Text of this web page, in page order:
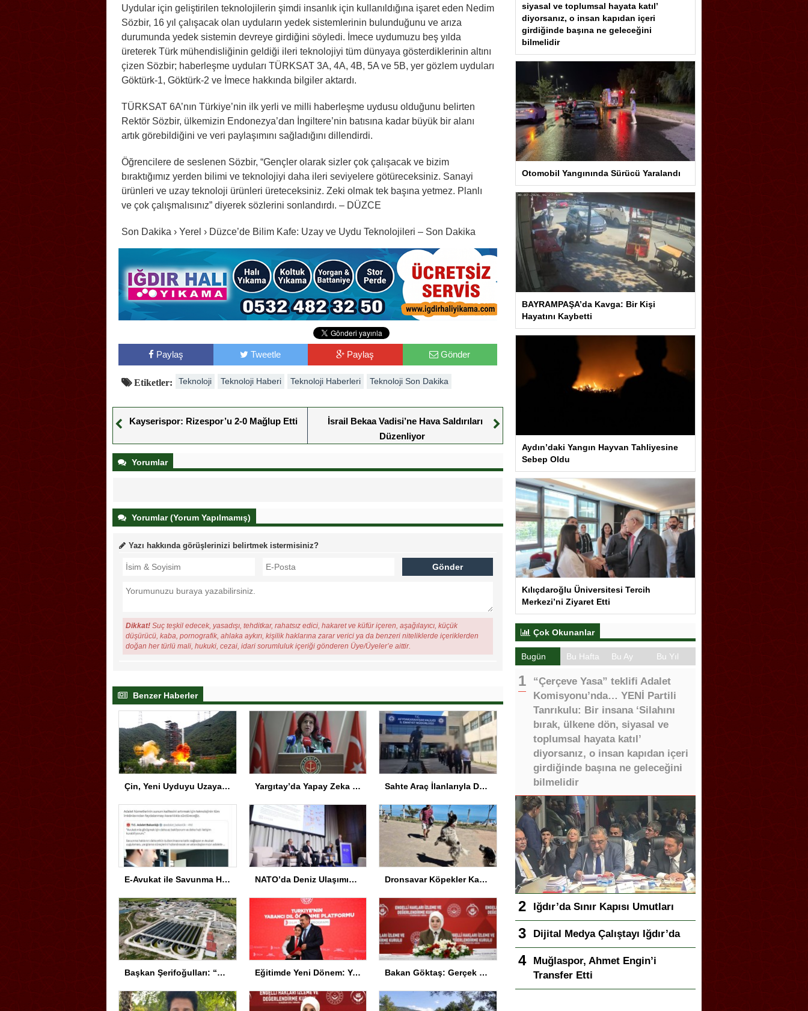
Uydular için geliştirilen teknolojilerin şimdi insanlık için kullanıldığına işaret eden Nedim
Sözbir, 16 yıl çalışacak olan uyduların yedek sistemlerinin bulunduğunu ve arıza
durumunda yedek sistemin devreye girdiğini söyledi. İmece uydumuzu beş yılda
üreterek Türk mühendisliğinin geldiği ileri teknolojiyi tüm dünyaya gösterdiklerinin altını
çizen Sözbir; haberleşme uyduları TÜRKSAT 3A, 4A, 4B, 5A ve 5B, yer gözlem uyduları
Göktürk-1, Göktürk-2 ve İmece hakkında bilgiler aktardı.
TÜRKSAT 6A’nın Türkiye’nin ilk yerli ve milli haberleşme uydusu olduğunu belirten
Rektör Sözbir, ülkemizin Endonezya’dan İngiltere’nin batısına kadar büyük bir alanı
artık görebildiğini ve veri paylaşımını sağladığını dillendirdi.
Öğrencilere de seslenen Sözbir, “Gençler olarak sizler çok çalışacak ve bizim
bıraktığımız yerden bilimi ve teknolojiyi daha ileri seviyelere götüreceksiniz. Sanayi
ürünleri ve uzay teknoloji ürünleri üreteceksiniz. Zeki olmak tek başına yetmez. Planlı
ve çok çalışmalısınız” diyerek sözlerini sonlandırdı. – DÜZCE
Son Dakika › Yerel › Düzce’de Bilim Kafe: Uzay ve Uydu Teknolojileri – Son Dakika
Paylaş Tweetle Paylaş Gönder
Etiketler: Teknoloji Teknoloji Haberi Teknoloji Haberleri Teknoloji Son Dakika
Kayserispor: Rizespor’u 2-0 Mağlup Etti
İsrail Bekaa Vadisi’ne Hava Saldırıları
Düzenliyor
Yorumlar
Yorumlar (Yorum Yapılmamış)
Yazı hakkında görüşlerinizi belirtmek istermisiniz?
Dikkat! Suç teşkil edecek, yasadışı, tehditkar, rahatsız edici, hakaret ve küfür içeren, aşağılayıcı, küçük
düşürücü, kaba, pornografik, ahlaka aykırı, kişilik haklarına zarar verici ya da benzeri niteliklerde içeriklerden
doğan her türlü mali, hukuki, cezai, idari sorumluluk içeriği gönderen Üye/Üyeler’e aittir.
Benzer Haberler
Çin, Yeni Uyduyu Uzaya Gönderdi Yargıtay’da Yapay Zeka Sempozyumu Düzenlendi Sahte Araç İlanlarıyla Dolandırıcılık: 11 Gözaltı
E-Avukat ile Savunma Hakkı Gelişiyor NATO’da Deniz Ulaşımında Siber Güvenlik Vurgusu Dronsavar Köpekler Kapısuyu’nda
Başkan Şerifoğulları: “Kıymetli projeleri yatırıma dönüştürdük” Eğitimde Yeni Dönem: Yapay Zeka ve Türkçe Vurgusu Bakan Göktaş: Gerçek kalkınma engelli bireyleri kapsamalı
siyasal ve toplumsal hayata katıl’
diyorsanız, o insan kapıdan içeri
girdiğinde başına ne geleceğini
bilmelidir
Otomobil Yangınında Sürücü Yaralandı
BAYRAMPAŞA’da Kavga: Bir Kişi
Hayatını Kaybetti
Aydın’daki Yangın Hayvan Tahliyesine
Sebep Oldu
Kılıçdaroğlu Üniversitesi Tercih
Merkezi’ni Ziyaret Etti
Çok Okunanlar
Bugün Bu Hafta Bu Ay Bu Yıl
“Çerçeve Yasa” teklifi Adalet
Komisyonu’nda… YENİ Partili
Tanrıkulu: Bir insana ‘Silahını
bırak, ülkene dön, siyasal ve
toplumsal hayata katıl’
diyorsanız, o insan kapıdan içeri
girdiğinde başına ne geleceğini
bilmelidir
Iğdır’da Sınır Kapısı Umutları
Dijital Medya Çalıştayı Iğdır’da
Muğlaspor, Ahmet Engin’i
Transfer Etti